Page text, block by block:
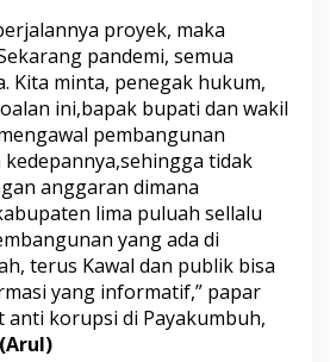
proyek, maka
pandemi, semua
Kita minta, penegak hukum,
ini,bapak bupati dan wakil
pembangunan
tidak
anggaran dimana
lima puluah sellalu
yang ada di
terus Kawal dan publik bisa
yang informatif,” papar
anti korupsi di Payakumbuh,
(Arul)